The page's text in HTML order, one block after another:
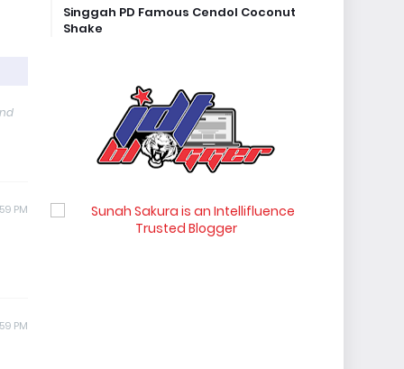
PM
PM
Singgah PD Famous Cendol Coconut
Shake